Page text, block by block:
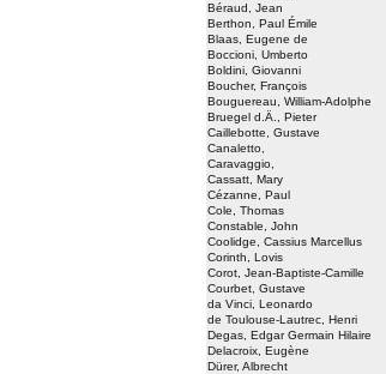
Béraud, Jean
Berthon, Paul Émile
Blaas, Eugene de
Boccioni, Umberto
Boldini, Giovanni
Boucher, François
Bouguereau, William-Adolphe
Bruegel d.Ä., Pieter
Caillebotte, Gustave
Canaletto,
Caravaggio,
Cassatt, Mary
Cézanne, Paul
Cole, Thomas
Constable, John
Coolidge, Cassius Marcellus
Corinth, Lovis
Corot, Jean-Baptiste-Camille
Courbet, Gustave
da Vinci, Leonardo
de Toulouse-Lautrec, Henri
Degas, Edgar Germain Hilaire
Delacroix, Eugène
Dürer, Albrecht